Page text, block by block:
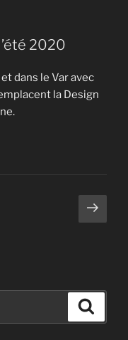
2020
dans le Var avec
la Design
Page